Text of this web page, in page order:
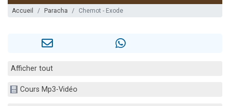
Accueil Paracha Chemot - Exode
Afficher tout
Cours Mp3-Vidéo